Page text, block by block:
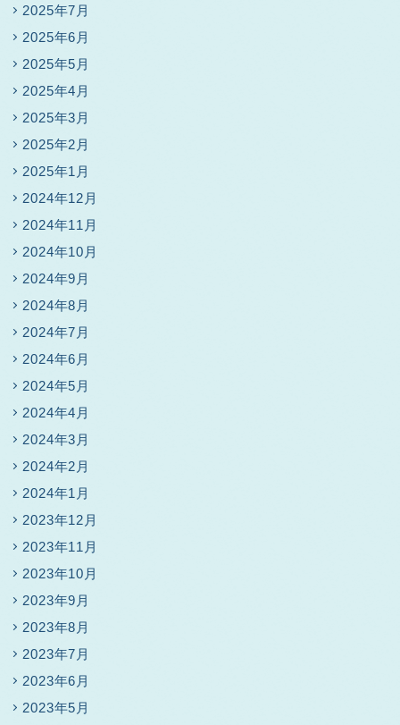
2025年7月
2025年6月
2025年5月
2025年4月
2025年3月
2025年2月
2025年1月
2024年12月
2024年11月
2024年10月
2024年9月
2024年8月
2024年7月
2024年6月
2024年5月
2024年4月
2024年3月
2024年2月
2024年1月
2023年12月
2023年11月
2023年10月
2023年9月
2023年8月
2023年7月
2023年6月
2023年5月